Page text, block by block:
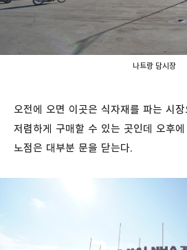
나트랑 담시장
오전에 오면 이곳은 식자재를 파는 시
저렴하게 구매할 수 있는 곳인데 오후
노점은 대부분 문을 닫는다.